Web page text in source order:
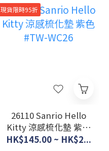
現貨限時95折
26110 Sanrio Hello
Kitty 涼感梳化墊 紫色
#TW-WC26
HK$145.00 ~ HK$2...